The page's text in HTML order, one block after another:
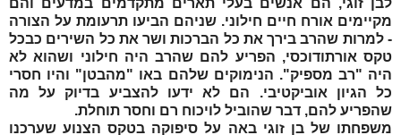
לבן זוגי, הם אנשים בעלי תארים מתקדמים במדעים והם
מקיימים אורח חיים חילוני. שניהם הביעו תרעומת על הצורה
- למרות שהרב בירך את כל הברכות ושר את כל השירים כבכל
טקס אורתודוכסי, הפריע להם שהרב היה חילוני ושהוא לא
היה "רב מספיק". הנימוקים שלהם באו "מהבטן" והיו חסרי
כל הגיון אוביקטיבי. הם לא ידעו להצביע בדיוק על מה
שהפריע להם, דבר שהוביל לויכוח רם וחסר תוחלת.
משפחתו שלבן זוגי באה על סיפוקה בטקס הצנוע שערכנו